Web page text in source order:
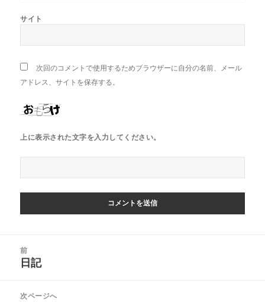
サイト
次回のコメントで使用するためブラウザーに自分の名前、メール
アドレス、サイトを保存する。
上に表示された文字を入力してください。
前
前
投
日記
次ページへ